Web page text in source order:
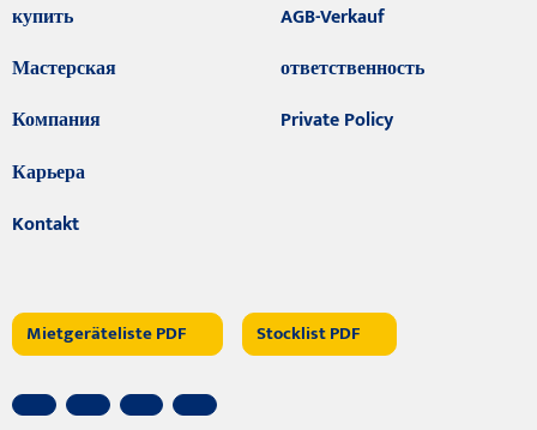
купить
Мастерская
Компания
Карьера
Kontakt
AGB-Verkauf
ответственность
Private Policy
Mietgeräteliste PDF Stocklist PDF